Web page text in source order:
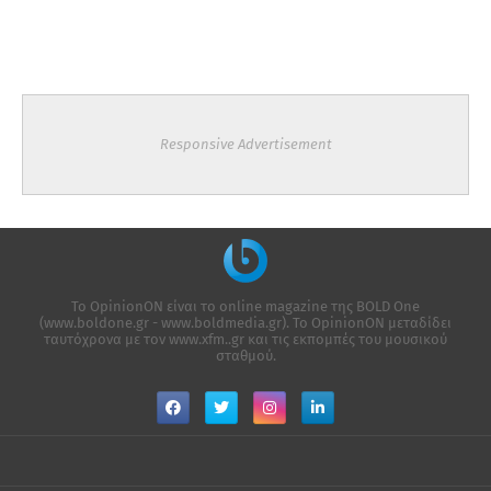
Responsive Advertisement
Το OpinionON είναι το online magazine της ΒΟLD One
(www.boldone.gr - www.boldmedia.gr). Το OpinionON μεταδίδει
ταυτόχρονα με τον www.xfm..gr και τις εκπομπές του μουσικού
σταθμού.